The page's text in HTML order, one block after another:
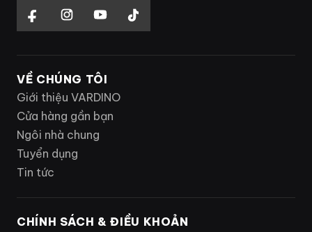
VỀ CHÚNG TÔI
Giới thiệu VARDINO
Cửa hàng gần bạn
Ngôi nhà chung
Tuyển dụng
Tin tức
CHÍNH SÁCH & ĐIỀU KHOẢN